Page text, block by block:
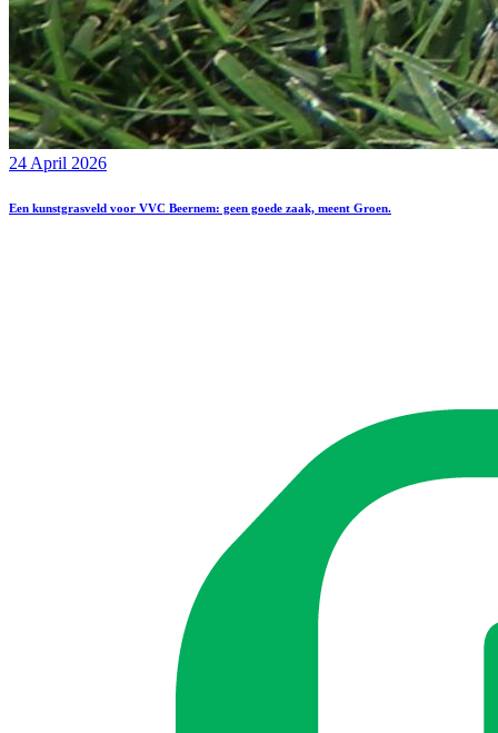
24 April 2026
Een kunstgrasveld voor VVC Beernem: geen goede zaak, meent Groen.